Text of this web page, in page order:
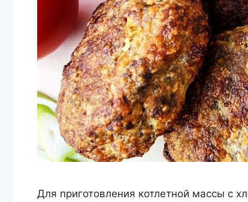
Для приготовления котлетной массы с